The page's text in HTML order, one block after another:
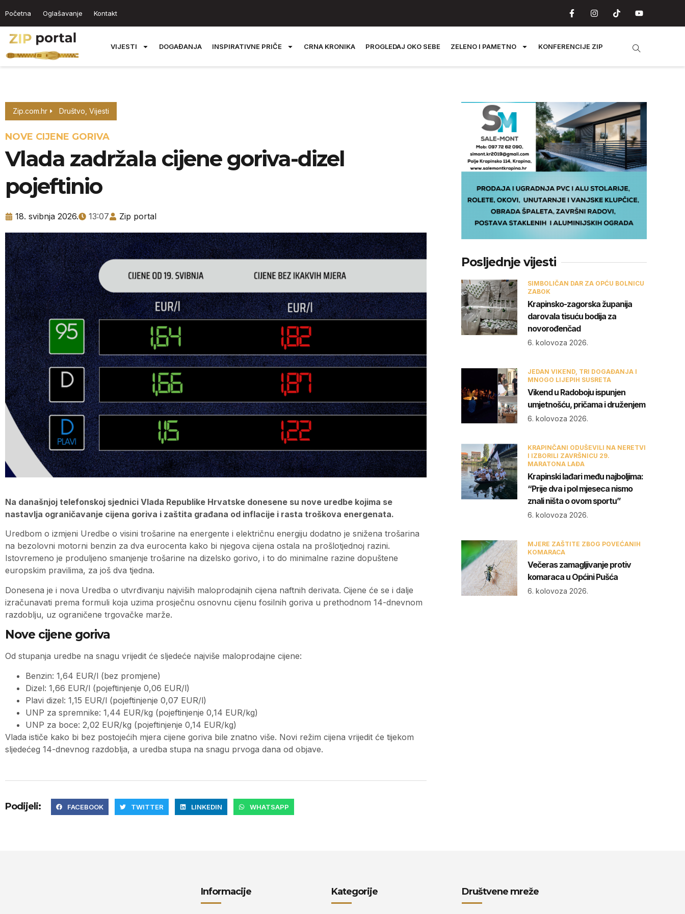
Početna Oglašavanje Kontakt
VIJESTI DOGAĐANJA INSPIRATIVNE PRIČE CRNA KRONIKA PROGLEDAJ OKO SEBE ZELENO I PAMETNO KONFERENCIJE ZIP
Zip.com.hr Društvo Vijesti
NOVE CIJENE GORIVA
Vlada zadržala cijene goriva-dizel
pojeftinio
18. svibnja 2026. 13:07 Zip portal
Na današnjoj telefonskoj sjednici Vlada Republike Hrvatske donesene su nove uredbe kojima se
nastavlja ograničavanje cijena goriva i zaštita građana od inflacije i rasta troškova energenata.
Uredbom o izmjeni Uredbe o visini trošarine na energente i električnu energiju dodatno je snižena trošarina
na bezolovni motorni benzin za dva eurocenta kako bi njegova cijena ostala na prošlotjednoj razini.
Istovremeno je produljeno smanjenje trošarine na dizelsko gorivo, i to do minimalne razine dopuštene
europskim pravilima, za još dva tjedna.
Donesena je i nova Uredba o utvrđivanju najviših maloprodajnih cijena naftnih derivata. Cijene će se i dalje
izračunavati prema formuli koja uzima prosječnu osnovnu cijenu fosilnih goriva u prethodnom 14-dnevnom
razdoblju, uz ograničene trgovačke marže.
Nove cijene goriva
Od stupanja uredbe na snagu vrijedit će sljedeće najviše maloprodajne cijene:
Benzin: 1,64 EUR/l (bez promjene)
Dizel: 1,66 EUR/l (pojeftinjenje 0,06 EUR/l)
Plavi dizel: 1,15 EUR/l (pojeftinjenje 0,07 EUR/l)
UNP za spremnike: 1,44 EUR/kg (pojeftinjenje 0,14 EUR/kg)
UNP za boce: 2,02 EUR/kg (pojeftinjenje 0,14 EUR/kg)
Vlada ističe kako bi bez postojećih mjera cijene goriva bile znatno više. Novi režim cijena vrijedit će tijekom
sljedećeg 14-dnevnog razdoblja, a uredba stupa na snagu prvoga dana od objave.
Podijeli: FACEBOOK TWITTER LINKEDIN WHATSAPP
Posljednje vijesti
SIMBOLIČAN DAR ZA OPĆU BOLNICU
ZABOK
Krapinsko-zagorska županija
darovala tisuću bodija za
novorođenčad
6. kolovoza 2026.
JEDAN VIKEND, TRI DOGAĐANJA I
MNOGO LIJEPIH SUSRETA
Vikend u Radoboju ispunjen
umjetnošću, pričama i druženjem
6. kolovoza 2026.
KRAPINČANI ODUŠEVILI NA NERETVI
I IZBORILI ZAVRŠNICU 29.
MARATONA LAĐA
Krapinski lađari među najboljima:
“Prije dva i pol mjeseca nismo
znali ništa o ovom sportu”
6. kolovoza 2026.
MJERE ZAŠTITE ZBOG POVEĆANIH
KOMARACA
Večeras zamagljivanje protiv
komaraca u Općini Pušća
6. kolovoza 2026.
Informacije Kategorije Društvene mreže